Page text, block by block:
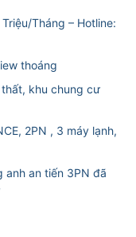
Tháng – Hotline:
thoáng
khu chung cư
2PN , 3 máy lạnh,
anh an tiến 3PN đã